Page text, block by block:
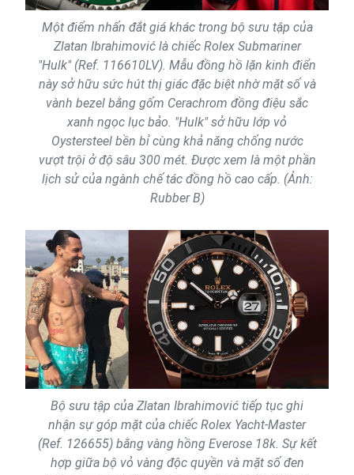
Một điểm nhấn đắt giá khác trong bộ sưu tập của
Zlatan Ibrahimović là chiếc Rolex Submariner
"Hulk" (Ref. 116610LV). Mẫu đồng hồ lặn kinh điển
này sở hữu sức hút thị giác đặc biệt nhờ mặt số và
vành bezel bằng gốm Cerachrom đồng điệu sắc
xanh ngọc lục bảo. "Hulk" sở hữu lớp vỏ
Oystersteel bền bỉ cùng khả năng chống nước
vượt trội ở độ sâu 300 mét. Được xem là một phần
lịch sử của ngành chế tác đồng hồ cao cấp. (Ảnh:
Rubber B)
Bộ sưu tập của Zlatan Ibrahimović tiếp tục ghi
nhận sự góp mặt của chiếc Rolex Yacht-Master
(Ref. 126655) bằng vàng hồng Everose 18k. Sự kết
hợp giữa bộ vỏ vàng độc quyền và mặt số đen